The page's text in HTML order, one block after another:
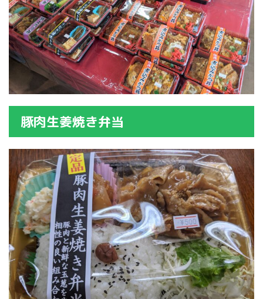
豚肉生姜焼き弁当